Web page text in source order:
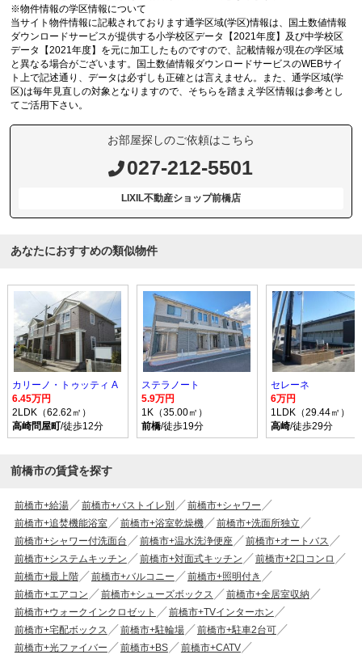
※物件情報の学区情報について
当サイト物件情報に記載されております通学区域(学区)情報は、国土数値情報
ダウンロードサービスが提供する小学校区データ【2021年度】及び中学校区
データ【2021年度】を元に加工したものですので、記載情報が現在の学区域
と異なる場合がございます。国土数値情報ダウンロードサービスのWEBサイ
ト上で記述通り、データは必ずしも正確とは言えません。また、通学区域(学
区)は毎年見直しの対象となりますので、そちらを踏まえ学区情報は参考とし
てご活用下さい。
お部屋探しのご依頼はこちら
027-212-5501
LIXIL不動産ショップ前橋店
あなたにおすすめの類似物件
カリーノ・トゥッティ A
6.45万円
2LDK（62.62㎡）
高崎問屋町/徒歩12分
ステラノート
5.9万円
1K（35.00㎡）
前橋/徒歩19分
セレーネ
6万円
1LDK（29.44㎡）
高崎/徒歩29分
前橋市の賃貸を探す
前橋市+給湯 前橋市+バストイレ別
前橋市+シャワー
前橋市+追焚機能浴室
前橋市+浴室乾燥機
前橋市+洗面所独立
前橋市+シャワー付洗面台
前橋市+温水洗浄便座
前橋市+オートバス
前橋市+システムキッチン
前橋市+対面式キッチン
前橋市+2口コンロ
前橋市+最上階
前橋市+バルコニー
前橋市+照明付き
前橋市+エアコン
前橋市+シューズボックス
前橋市+全居室収納
前橋市+ウォークインクロゼット
前橋市+TVインターホン
前橋市+宅配ボックス
前橋市+駐輪場
前橋市+駐車2台可
前橋市+光ファイバー
前橋市+BS
前橋市+CATV